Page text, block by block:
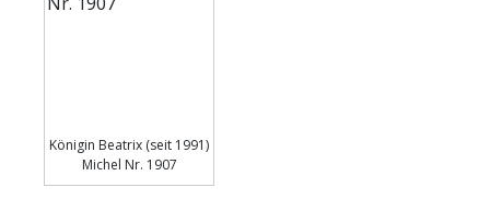
Königin Beatrix (seit 1991)
Michel Nr. 1907